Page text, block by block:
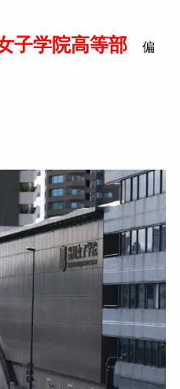
子学院高等部 偏